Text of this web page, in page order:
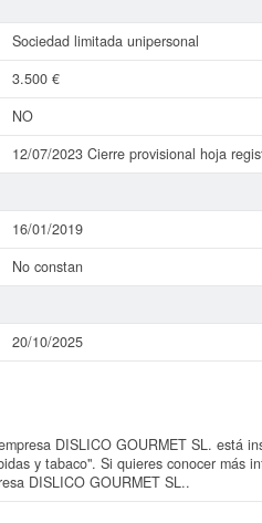
Sociedad limitada unipersonal
3.500 €
NO
12/07/2023 Cierre provisional hoja
16/01/2019
No constan
20/10/2025
DISLICO GOURMET SL. está
y tabaco". Si quieres conocer más
DISLICO GOURMET SL..